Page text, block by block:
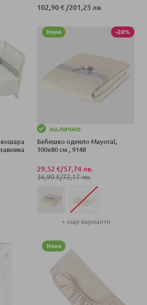
102,90 € /201,25 лв.
-20%
Ново
НАЛИЧНО
Бебешко одеяло Mayoral,
100х80 см., 9148
29,52 €/57,74 лв.
36,90 €/72,17 лв.
+ още варианти
Ново